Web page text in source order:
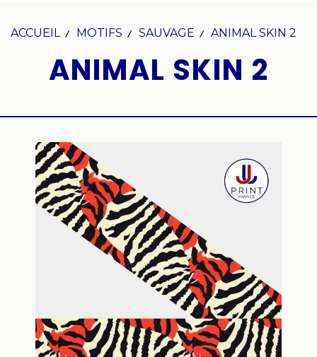
ACCUEIL MOTIFS SAUVAGE ANIMAL SKIN 2
ANIMAL SKIN 2